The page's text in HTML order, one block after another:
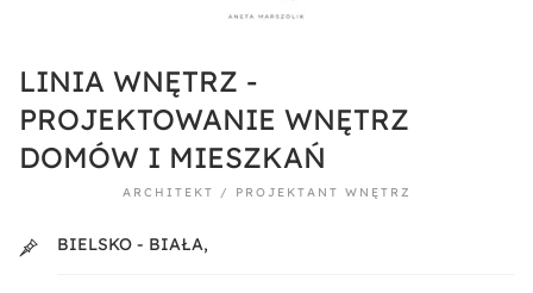
LINIA WNĘTRZ -
PROJEKTOWANIE WNĘTRZ
DOMÓW I MIESZKAŃ
ARCHITEKT / PROJEKTANT WNĘTRZ
BIELSKO - BIAŁA,